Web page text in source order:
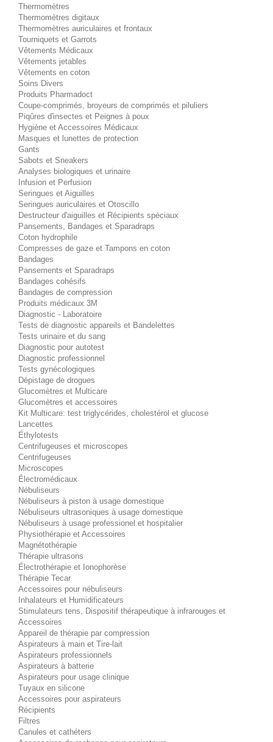
Thermomètres
Thermomètres digitaux
Thermomètres auriculaires et frontaux
Tourniquets et Garrots
Vêtements Médicaux
Vêtements jetables
Vêtements en coton
Soins Divers
Produits Pharmadoct
Coupe-comprimés, broyeurs de comprimés et piluliers
Piqûres d'insectes et Peignes à poux
Hygiène et Accessoires Médicaux
Masques et lunettes de protection
Gants
Sabots et Sneakers
Analyses biologiques et urinaire
Infusion et Perfusion
Seringues et Aiguilles
Seringues auriculaires et Otoscillo
Destructeur d'aiguilles et Récipients spéciaux
Pansements, Bandages et Sparadraps
Coton hydrophile
Compresses de gaze et Tampons en coton
Bandages
Pansements et Sparadraps
Bandages cohésifs
Bandages de compression
Produits médicaux 3M
Diagnostic - Laboratoire
Tests de diagnostic appareils et Bandelettes
Tests urinaire et du sang
Diagnostic pour autotest
Diagnostic professionnel
Tests gynécologiques
Dépistage de drogues
Glucomètres et Multicare
Glucomètres et accessoires
Kit Multicare: test triglycérides, cholestérol et glucose
Lancettes
Éthylotests
Centrifugeuses et microscopes
Centrifugeuses
Microscopes
Électromédicaux
Nébuliseurs
Nébuliseurs à piston à usage domestique
Nébuliseurs ultrasoniques à usage domestique
Nébuliseurs à usage professionel et hospitalier
Physiothérapie et Accessoires
Magnétothérapie
Thérapie ultrasons
Électrothérapie et Ionophorèse
Thérapie Tecar
Accessoires pour nébuliseurs
Inhalateurs et Humidificateurs
Stimulateurs tens, Dispositif thérapeutique à infrarouges et
Accessoires
Appareil de thérapie par compression
Aspirateurs à main et Tire-lait
Aspirateurs professionnels
Aspirateurs à batterie
Aspirateurs pour usage clinique
Tuyaux en silicone
Accessoires pour aspirateurs
Récipients
Filtres
Canules et cathéters